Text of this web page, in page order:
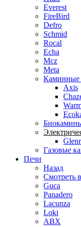
Everest
FireBird
Defro
Schmid
Rocal
Echa
Mcz
Meta
Каминные
Axis
Газовые
Печи
Назад
Смотреть
Guca
Panadero
Lacunza
Loki
ABX